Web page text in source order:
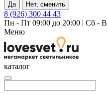
Да Нет, сменить
8 (926) 300 44 43
Пн - Пт 09:00 до 20:00 | Сб -
Меню
каталог